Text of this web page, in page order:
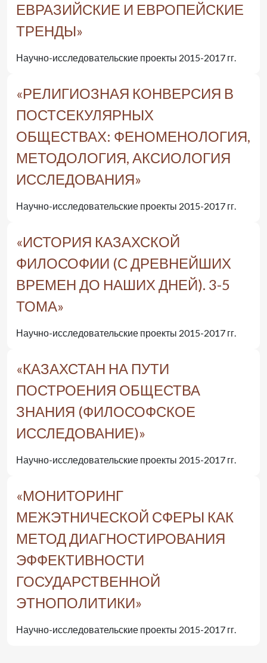
ЕВРАЗИЙСКИЕ И ЕВРОПЕЙСКИЕ
ТРЕНДЫ»
Научно-исследовательские проекты 2015-2017 гг.
«РЕЛИГИОЗНАЯ КОНВЕРСИЯ В
ПОСТСЕКУЛЯРНЫХ
ОБЩЕСТВАХ: ФЕНОМЕНОЛОГИЯ,
МЕТОДОЛОГИЯ, АКСИОЛОГИЯ
ИССЛЕДОВАНИЯ»
Научно-исследовательские проекты 2015-2017 гг.
«ИСТОРИЯ КАЗАХСКОЙ
ФИЛОСОФИИ (С ДРЕВНЕЙШИХ
ВРЕМЕН ДО НАШИХ ДНЕЙ). 3-5
ТОМА»
Научно-исследовательские проекты 2015-2017 гг.
«КАЗАХСТАН НА ПУТИ
ПОСТРОЕНИЯ ОБЩЕСТВА
ЗНАНИЯ (ФИЛОСОФСКОЕ
ИССЛЕДОВАНИЕ)»
Научно-исследовательские проекты 2015-2017 гг.
«МОНИТОРИНГ
МЕЖЭТНИЧЕСКОЙ СФЕРЫ КАК
МЕТОД ДИАГНОСТИРОВАНИЯ
ЭФФЕКТИВНОСТИ
ГОСУДАРСТВЕННОЙ
ЭТНОПОЛИТИКИ»
Научно-исследовательские проекты 2015-2017 гг.